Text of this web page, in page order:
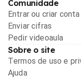
Comunidade
Entrar ou criar conta
Enviar cifras
Pedir videoaula
Sobre o site
Termos de uso e
Ajuda